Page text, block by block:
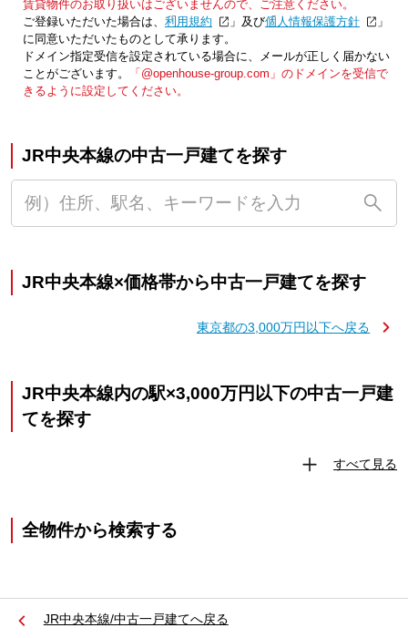
賃貸物件のお取り扱いはございませんので、ご注意ください。
ご登録いただいた場合は、「利用規約 」及び「個人情報保護方針
」
に同意いただいたものとして承ります。
ドメイン指定受信を設定されている場合に、メールが正しく届かない
ことがございます。
「@openhouse-group.com」のドメインを受信で
きるように設定してください。
JR中央本線の中古一戸建てを探す
JR中央本線×価格帯から中古一戸建てを探す
東京都の3,000万円以下へ戻る
JR中央本線内の駅×3,000万円以下の中古一戸建
てを探す
すべて見る
全物件から検索する
JR中央本線/中古一戸建てへ戻る